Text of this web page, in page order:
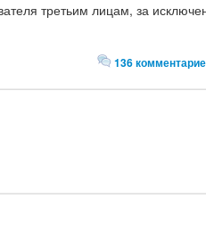
третьим лицам, за
136